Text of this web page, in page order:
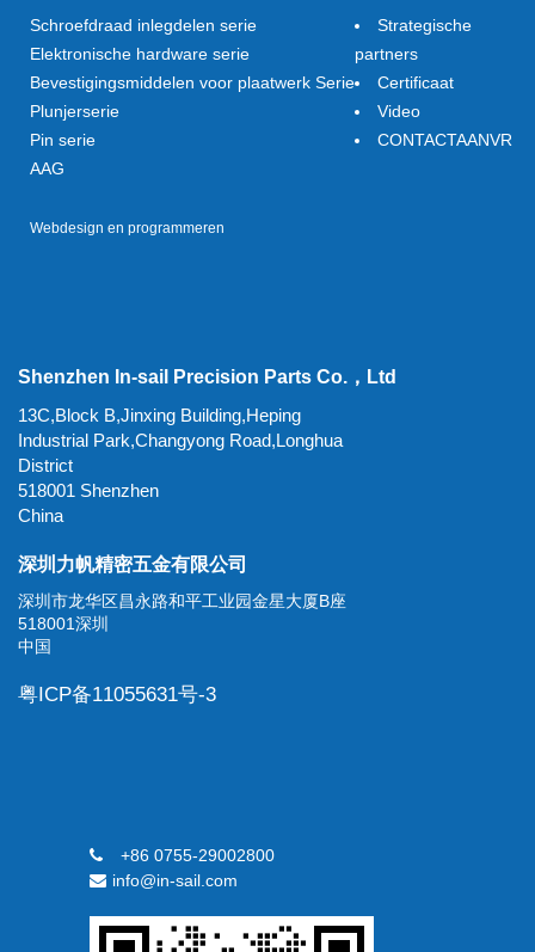
Schroefdraad inlegdelen serie
Elektronische hardware serie
Bevestigingsmiddelen voor plaatwerk Serie
Plunjerserie
Pin serie
Strategische
partners
Certificaat
Video
CONTACTAANVR
AAG
Webdesign en programmeren
Shenzhen In-sail Precision Parts Co.，Ltd
13C,Block B,Jinxing Building,Heping
Industrial Park,Changyong Road,Longhua
District
518001 Shenzhen
China
深圳力帆精密五金有限公司
深圳市龙华区昌永路和平工业园金星大厦B座
518001深圳
中国
粤ICP备11055631号-3
+86 0755-29002800
info@in-sail.com